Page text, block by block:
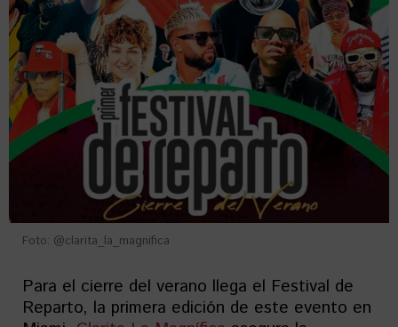
Foto: @clarita_la_magnifica
Para el cierre del verano llega el Festival de
Reparto, la primera edición de este evento en